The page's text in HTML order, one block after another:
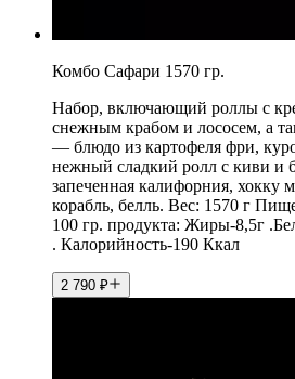
Комбо Сафари 1570 гр.
Набор, включающий роллы с
снежным крабом и лососем, а
— блюдо из картофеля фри,
нежный сладкий ролл с киви и
запеченная калифорния, хокку
корабль, белль. Вес: 1570 г
100 гр. продукта: Жиры-8,5г
. Калорийность-190 Ккал
2 790 ₽